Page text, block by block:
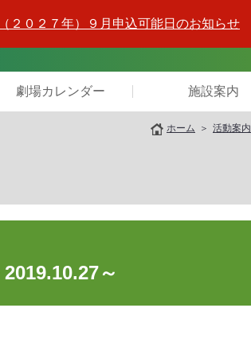
２０２７年）９月申込可能日のお知らせ
劇場カレンダー 施設案内
ホーム 活動案内
～